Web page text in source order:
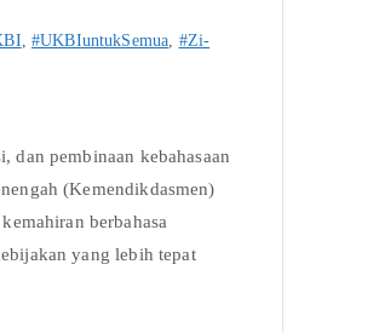
, #UKBIuntukSemua, #Zi-
dan pembinaan kebahasaan
(Kemendikdasmen)
berbahasa
yang lebih tepat